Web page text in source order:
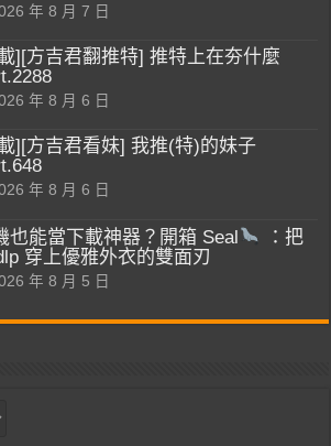
年 8 月 7 日
][方吉君翻推特] 推特上在夯什麼
年 8 月 6 日
][方吉君看妹] 我推(特)的妹子
年 8 月 6 日
也能當下載神器？開箱 Seal
：把
穿上優雅外衣的雙面刃
年 8 月 5 日